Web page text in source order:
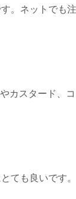
。ネットでも注
カスタード、コ
ても良いです。